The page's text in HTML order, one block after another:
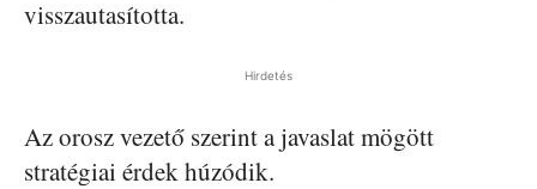
visszautasította.
Hirdetés
Az orosz vezető szerint a javaslat mögött
stratégiai érdek húzódik.